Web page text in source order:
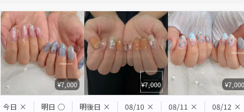
¥7,000 ¥7,000 ¥7,000
今日 × 明日 ◯ 明後日 × 08/10 × 08/11 × 08/12 ×